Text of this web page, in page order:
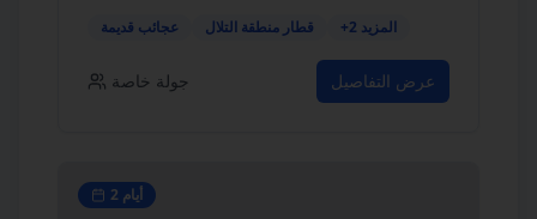
عجائب قديمة قطار منطقة التلال +2 المزيد
جولة خاصة عرض التفاصيل
2 أيام